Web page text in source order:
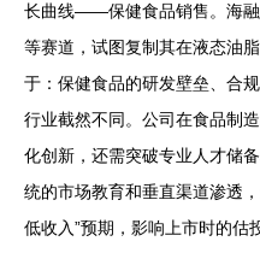
长曲线——保健食品销售。海融
等赛道，试图复制其在液态油
于：保健食品的研发壁垒、合
行业截然不同。公司在食品制
化创新，还需突破专业人才储
统的市场教育和垂直渠道渗透
低收入”预期，影响上市时的估